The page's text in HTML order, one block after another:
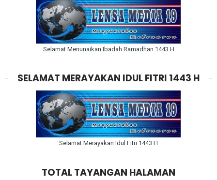
Selamat Menunaikan Ibadah Ramadhan 1443 H
SELAMAT MERAYAKAN IDUL FITRI 1443 H
Selamat Merayakan Idul Fitri 1443 H
TOTAL TAYANGAN HALAMAN